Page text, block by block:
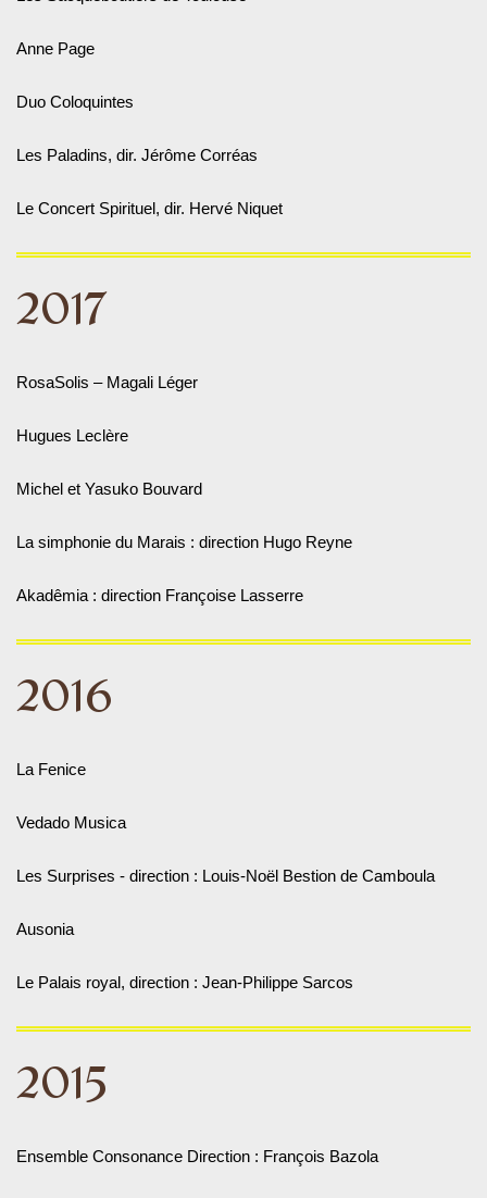
Anne Page
Duo Coloquintes
Les Paladins, dir. Jérôme Corréas
Le Concert Spirituel, dir. Hervé Niquet
2017
RosaSolis – Magali Léger
Hugues Leclère
Michel et Yasuko Bouvard
La simphonie du Marais : direction Hugo Reyne
Akadêmia : direction Françoise Lasserre
2016
La Fenice
Vedado Musica
Les Surprises - direction : Louis-Noël Bestion de Camboula
Ausonia
Le Palais royal, direction : Jean-Philippe Sarcos
2015
Ensemble Consonance Direction : François Bazola